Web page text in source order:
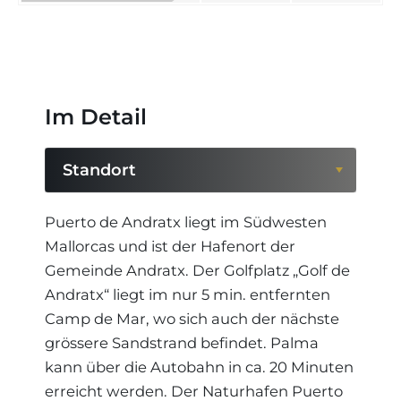
Im Detail
Standort
Standort
Region
Puerto de Andratx liegt im Südwesten
Mallorcas und ist der Hafenort der
Gemeinde Andratx. Der Golfplatz „Golf de
Andratx“ liegt im nur 5 min. entfernten
Camp de Mar, wo sich auch der nächste
grössere Sandstrand befindet. Palma
kann über die Autobahn in ca. 20 Minuten
erreicht werden. Der Naturhafen Puerto